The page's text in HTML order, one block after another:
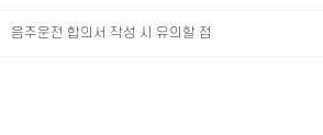
음주운전 합의서 작성 시 유의할 점